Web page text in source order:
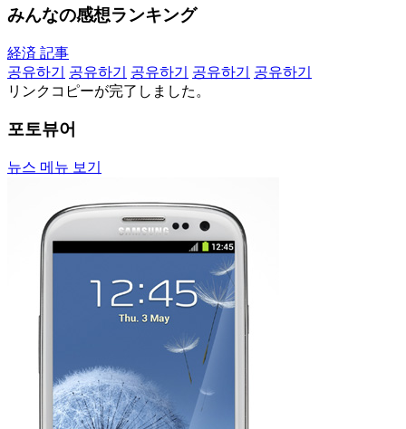
みんなの感想ランキング
経済 記事
공유하기
공유하기 공유하기 공유하기
공유하기
リンクコピーが完了しました。
포토뷰어
뉴스 메뉴 보기